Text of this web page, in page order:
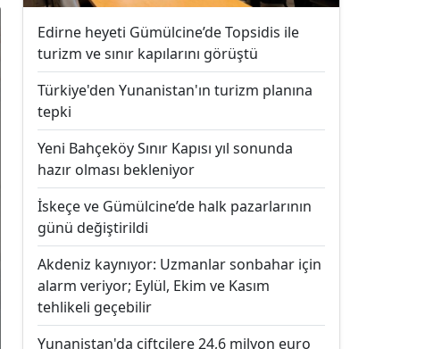
Edirne heyeti Gümülcine’de Topsidis ile
turizm ve sınır kapılarını görüştü
Türkiye'den Yunanistan'ın turizm planına
tepki
Yeni Bahçeköy Sınır Kapısı yıl sonunda
hazır olması bekleniyor
İskeçe ve Gümülcine’de halk pazarlarının
günü değiştirildi
Akdeniz kaynıyor: Uzmanlar sonbahar için
alarm veriyor; Eylül, Ekim ve Kasım
tehlikeli geçebilir
Yunanistan'da çiftçilere 24,6 milyon euro